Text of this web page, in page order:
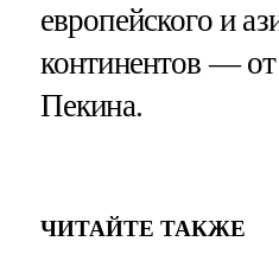
европейского и
континентов —
Пекина.
ЧИТАЙТЕ ТАКЖЕ